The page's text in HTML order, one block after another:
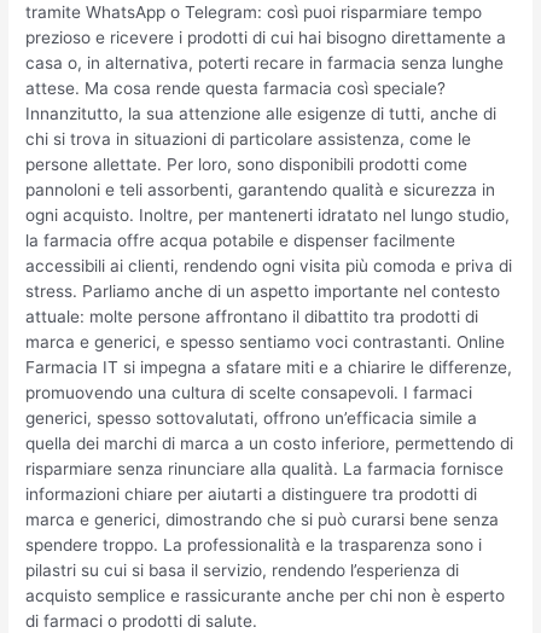
tramite WhatsApp o Telegram: così puoi risparmiare tempo
prezioso e ricevere i prodotti di cui hai bisogno direttamente a
casa o, in alternativa, poterti recare in farmacia senza lunghe
attese. Ma cosa rende questa farmacia così speciale?
Innanzitutto, la sua attenzione alle esigenze di tutti, anche di
chi si trova in situazioni di particolare assistenza, come le
persone allettate. Per loro, sono disponibili prodotti come
pannoloni e teli assorbenti, garantendo qualità e sicurezza in
ogni acquisto. Inoltre, per mantenerti idratato nel lungo studio,
la farmacia offre acqua potabile e dispenser facilmente
accessibili ai clienti, rendendo ogni visita più comoda e priva di
stress. Parliamo anche di un aspetto importante nel contesto
attuale: molte persone affrontano il dibattito tra prodotti di
marca e generici, e spesso sentiamo voci contrastanti. Online
Farmacia IT si impegna a sfatare miti e a chiarire le differenze,
promuovendo una cultura di scelte consapevoli. I farmaci
generici, spesso sottovalutati, offrono un’efficacia simile a
quella dei marchi di marca a un costo inferiore, permettendo di
risparmiare senza rinunciare alla qualità. La farmacia fornisce
informazioni chiare per aiutarti a distinguere tra prodotti di
marca e generici, dimostrando che si può curarsi bene senza
spendere troppo. La professionalità e la trasparenza sono i
pilastri su cui si basa il servizio, rendendo l’esperienza di
acquisto semplice e rassicurante anche per chi non è esperto
di farmaci o prodotti di salute.